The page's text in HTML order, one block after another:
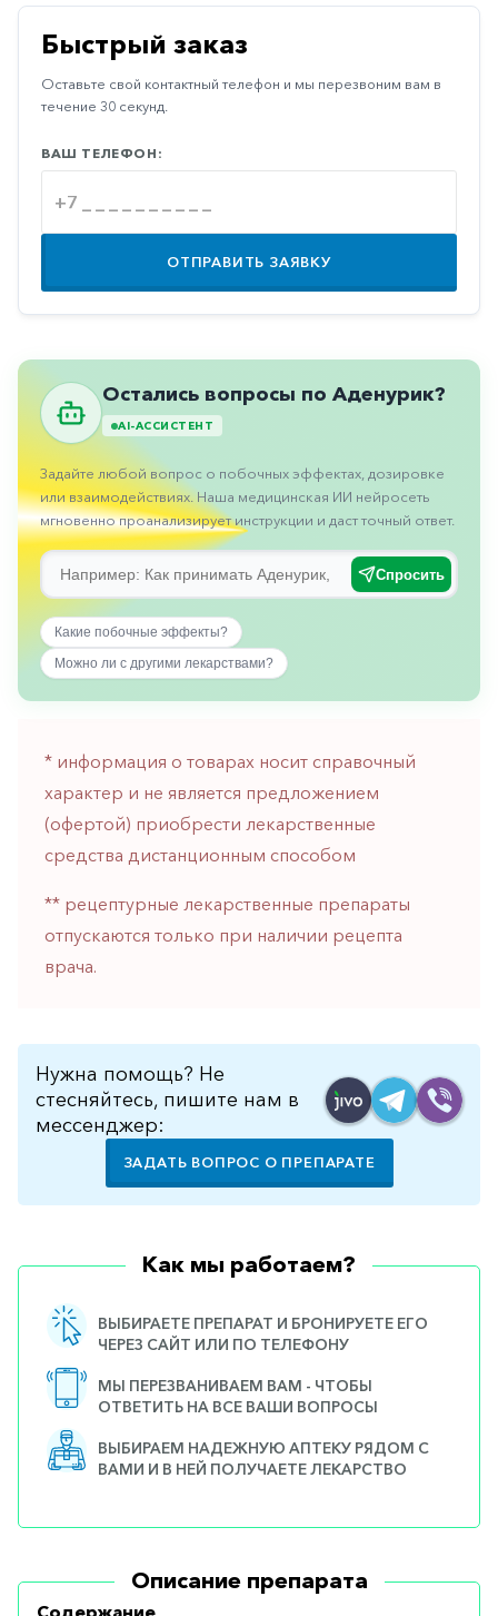
Паркинсон
Противоаллергические
Противовирусные
Противогрибковые
Противоопухолевые
Противоподагрические
Противорвотные
Пульмонология
Сердечные
Сосудистые
Тромбозы
Урология
Ухо-
горло-
нос
Хирургия
железа
Быстрый заказ
Оставьте свой контактный телефон и мы перезвоним вам в
течение 30 секунд.
ВАШ ТЕЛЕФОН:
ОТПРАВИТЬ ЗАЯВКУ
Остались вопросы по Аденурик?
AI-АССИСТЕНТ
Задайте любой вопрос о побочных эффектах, дозировке
или взаимодействиях. Наша медицинская ИИ нейросеть
мгновенно проанализирует инструкции и даст точный ответ.
Спросить
Какие побочные эффекты?
Можно ли с другими лекарствами?
* информация о товарах носит справочный
характер и не является предложением
(офертой) приобрести лекарственные
средства дистанционным способом
** рецептурные лекарственные препараты
отпускаются только при наличии рецепта
врача.
Нужна помощь? Не
стесняйтесь, пишите нам в
мессенджер:
ЗАДАТЬ ВОПРОС О ПРЕПАРАТЕ
Как мы работаем?
ВЫБИРАЕТЕ ПРЕПАРАТ И БРОНИРУЕТЕ ЕГО
ЧЕРЕЗ САЙТ ИЛИ ПО ТЕЛЕФОНУ
МЫ ПЕРЕЗВАНИВАЕМ ВАМ - ЧТОБЫ
ОТВЕТИТЬ НА ВСЕ ВАШИ ВОПРОСЫ
ВЫБИРАЕМ НАДЕЖНУЮ АПТЕКУ РЯДОМ С
ВАМИ И В НЕЙ ПОЛУЧАЕТЕ ЛЕКАРСТВО
Описание препарата